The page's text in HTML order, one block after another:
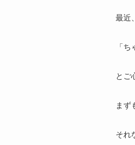
最近
「
とご
まず
それ